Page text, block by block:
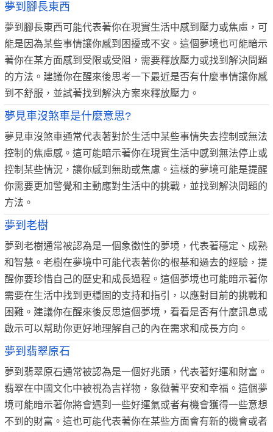
夢到腳長東西
夢到腳長東西可能代表著你在現實生活中感到壓力或焦慮，可
能是因為某些事情讓你感到困擾或不安。這個夢境也可能暗示
著你在某方面感到受限或受阻，需要釋放壓力或找到解決問題
的方法。建議你在醒來後思考一下最近是否有什麼事情讓你感
到不舒服，並試著找到解決方案來釋放壓力。
夢見車沒煞車是什麼意思?
夢見車沒煞車通常代表著對於生活中某些事情失去控制或無法
控制的焦慮感。這可能暗示著你在現實生活中感到無法停止或
控制某些情況，讓你感到無助或焦慮。這樣的夢境可能是提醒
你需要更加警覺和主動應對生活中的挑戰，並找到解決問題的
方法。
夢到老樹
夢到老樹通常被認為是一個象徵性的夢境，代表著穩定、成熟
和智慧。老樹在夢境中可能代表著你的根基和過去的經驗，提
醒你要珍惜自己的歷史和成長過程。這個夢境也可能暗示著你
需要在生活中找到更穩固的支持和指引，以應對目前的挑戰和
困難。建議你在醒來後反思這個夢境，看看是否有什麼訊息或
啟示可以幫助你更好地理解自己的內在需求和成長方向。
夢到翡翠原石
夢到翡翠原石通常被認為是一個好兆頭，代表著好運和財富。
翡翠在中國文化中被視為吉祥物，象徵著平安和幸福。這個夢
境可能暗示著你將會遇到一些好運氣或者有機會獲得一些意想
不到的財富。這也可能代表著你在某些方面會有新的機會或者